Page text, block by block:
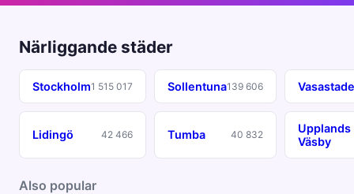
Närliggande städer
Stockholm1 515 017 Sollentuna139 606
Lidingö 42 466 Tumba 40 832
Upplands
Väsby
Also popular